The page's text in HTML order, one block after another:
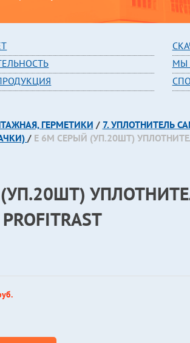
МЫ
ГЕРМЕТИКИ / 7. УПЛОТНИТЕЛЬ
/ E 6М СЕРЫЙ (УП.20ШТ)
PROFITRAST